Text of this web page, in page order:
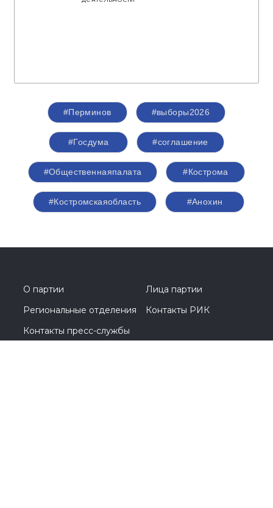
Россия», председатель Костромской областной
Перминов Сергей Николаевич
Первый заместитель председателя
Комитета Совета Федерации по
Регламенту и организации парламентской
деятельности
#Перминов #выборы2026